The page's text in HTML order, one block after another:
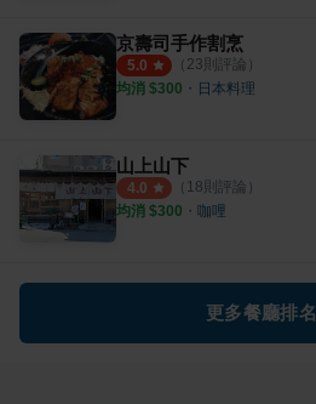
京壽司手作割烹
5.0 （ 23則評論）
均消 $300 ・ 日本料理
山上山下
4.0 （ 18則評論）
均消 $300 ・ 咖哩
更多餐廳排名